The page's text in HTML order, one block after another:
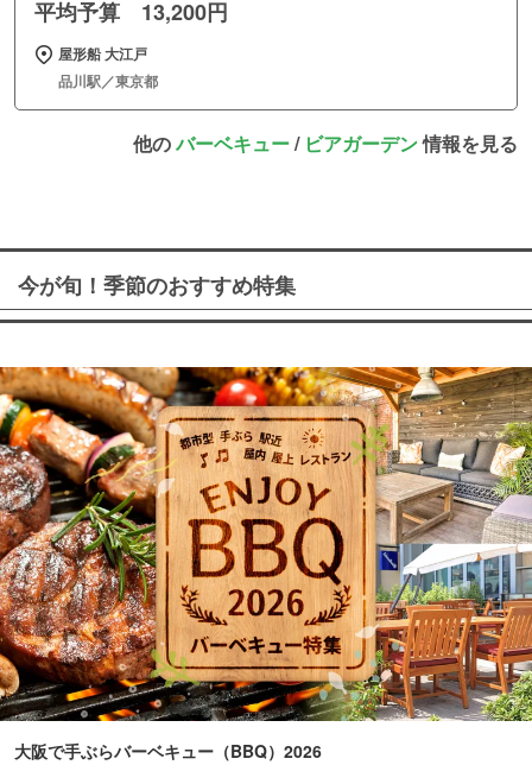
平均予算 13,200円
屋形船 大江戸
品川駅／東京都
他のバーベキュー/ ビアガーデン情報を見る
今が旬！季節のおすすめ特集
大阪で手ぶらバーベキュー（BBQ）2026